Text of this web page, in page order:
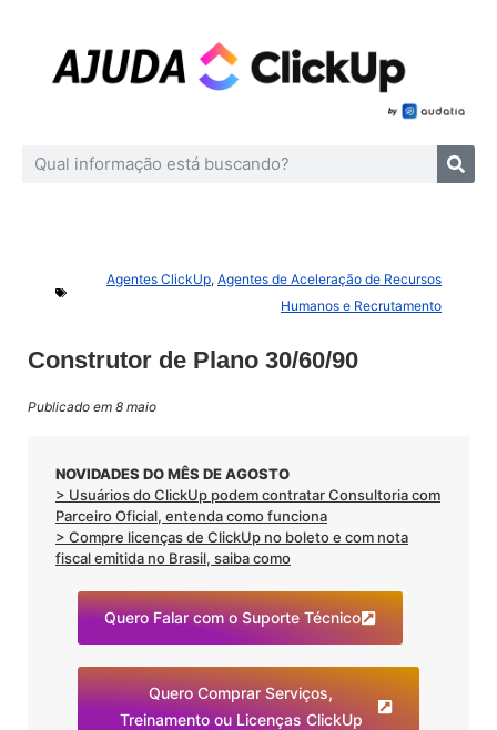
Agentes ClickUp, Agentes de Aceleração de Recursos
Humanos e Recrutamento
Construtor de Plano 30/60/90
Publicado em 8 maio
NOVIDADES DO MÊS DE AGOSTO
> Usuários do ClickUp podem contratar Consultoria com
Parceiro Oficial, entenda como funciona
> Compre licenças de ClickUp no boleto e com nota
fiscal emitida no Brasil, saiba como
Quero Falar com o Suporte Técnico
Quero Comprar Serviços,
Treinamento ou Licenças ClickUp